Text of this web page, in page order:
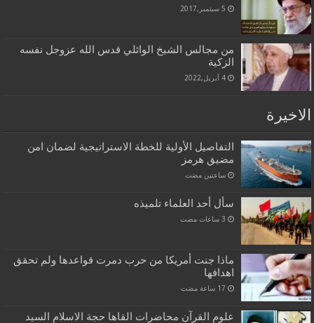
5 سبتمبر,2017
من مجالس الشيخ الوائلي قدس الله عزوجل نفسه
الزكية
4 أبريل,2022
الاخيرة
التفاصيل الأولية للخطة الاستراتيجية لضمان امن
مضيق هرمز
‏ساعتين مضت
سأل أحد العلماء تلميذه
ماذا جنت أمريكا من حرب دمرت قواعدها ولم تحقق
اهدافها
علوم القرآن محاضرات القاها حجة الاسلام السيد